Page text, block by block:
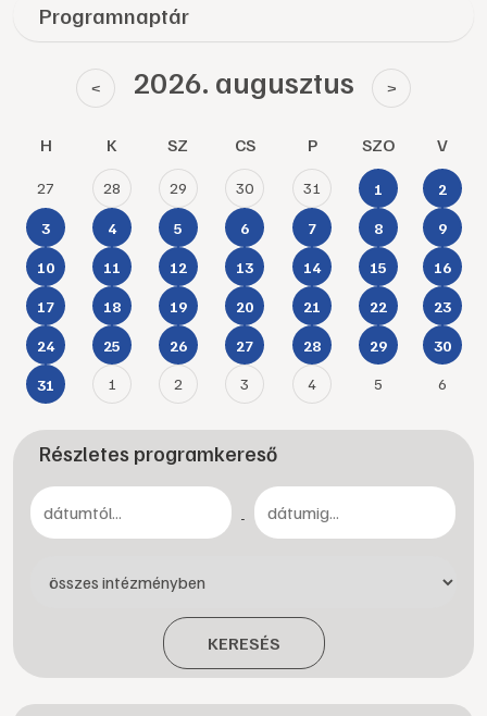
Programnaptár
< 2026. augusztus >
H K SZ CS P SZO V
27 28 29 30 31 1 2
3 4 5 6 7 8 9
10 11 12 13 14 15 16
17 18 19 20 21 22 23
24 25 26 27 28 29 30
31 1 2 3 4 5 6
Részletes programkereső
-
KERESÉS